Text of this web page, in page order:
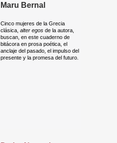
Maru Bernal
Cinco mujeres de la Grecia
clásica, alter egos de la autora,
buscan, en este cuaderno de
bitácora en prosa poética, el
anclaje del pasado, el impulso del
presente y la promesa del futuro.